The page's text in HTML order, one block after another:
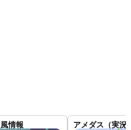
情報 アメダス（実況